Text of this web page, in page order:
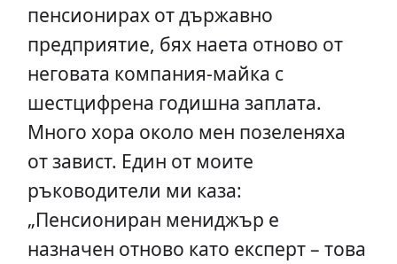
пенсионирах от държавно
предприятие, бях наета отново от
неговата компания-майка с
шестцифрена годишна заплата.
Много хора около мен позеленяха
от завист. Един от моите
ръководители ми каза:
„Пенсиониран мениджър е
назначен отново като експерт – това